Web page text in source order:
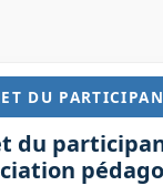
DU
du